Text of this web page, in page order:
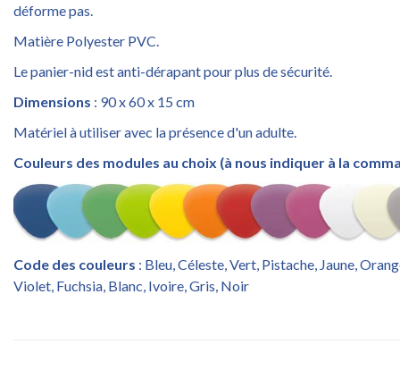
déforme pas.
Matière Polyester PVC.
Le panier-nid est anti-dérapant pour plus de sécurité.
Dimensions : 90 x 60 x 15 cm
Matériel à utiliser avec la présence d'un adulte.
Couleurs des modules au choix (à nous indiquer à la
Code des couleurs : Bleu, Céleste, Vert, Pistache, Jaune,
Violet, Fuchsia, Blanc, Ivoire, Gris, Noir